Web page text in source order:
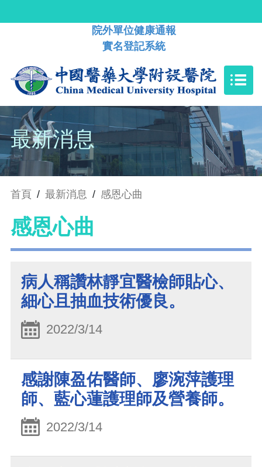
院外單位健康通報
實名登記系統
最新消息
首頁 / 最新消息 / 感恩心曲
感恩心曲
病人稱讚林靜宜醫檢師貼心、
細心且抽血技術優良。
2022/3/14
感謝陳盈佑醫師、廖涴萍護理
師、藍心蓮護理師及營養師。
2022/3/14